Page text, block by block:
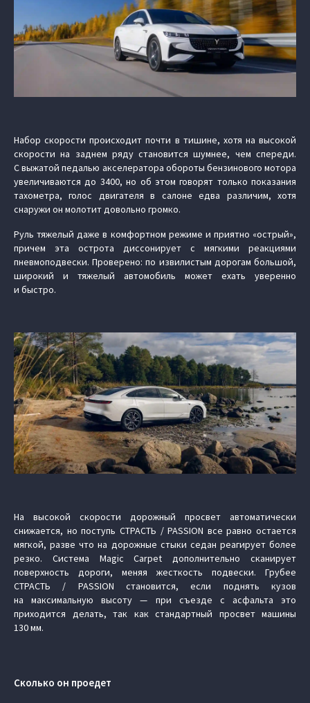
Набор скорости происходит почти в тишине, хотя на высокой
скорости на заднем ряду становится шумнее, чем спереди.
С выжатой педалью акселератора обороты бензинового мотора
увеличиваются до 3400, но об этом говорят только показания
тахометра, голос двигателя в салоне едва различим, хотя
снаружи он молотит довольно громко.
Руль тяжелый даже в комфортном режиме и приятно «острый»,
причем эта острота диссонирует с мягкими реакциями
пневмоподвески. Проверено: по извилистым дорогам большой,
широкий и тяжелый автомобиль может ехать уверенно
и быстро.
На высокой скорости дорожный просвет автоматически
снижается, но поступь СТРАСТЬ / PASSION все равно остается
мягкой, разве что на дорожные стыки седан реагирует более
резко. Система Magic Carpet дополнительно сканирует
поверхность дороги, меняя жесткость подвески. Грубее
СТРАСТЬ / PASSION становится, если поднять кузов
на максимальную высоту — при съезде с асфальта это
приходится делать, так как стандартный просвет машины
130 мм.
Сколько он проедет